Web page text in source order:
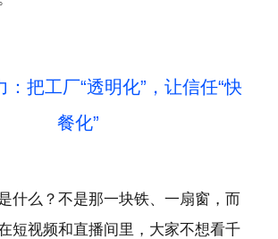
：把工厂“透明化”，让信任“快
餐化”
什么？不是那一块铁、一扇窗，而
短视频和直播间里，大家不想看千